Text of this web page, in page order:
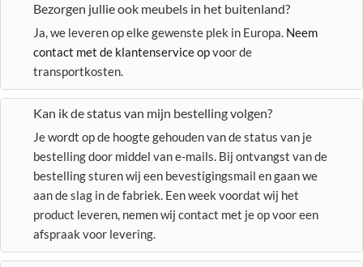
Bezorgen jullie ook meubels in het buitenland?
Ja, we leveren op elke gewenste plek in Europa. Neem
contact met de klantenservice opvoor de
transportkosten.
Kan ik de status van mijn bestelling volgen?
Je wordt op de hoogte gehouden van de status van je
bestelling door middel van e-mails. Bij ontvangst van de
bestelling sturen wij een bevestigingsmail en gaan we
aan de slag in de fabriek. Een week voordat wij het
product leveren, nemen wij contact met je op voor een
afspraak voor levering.